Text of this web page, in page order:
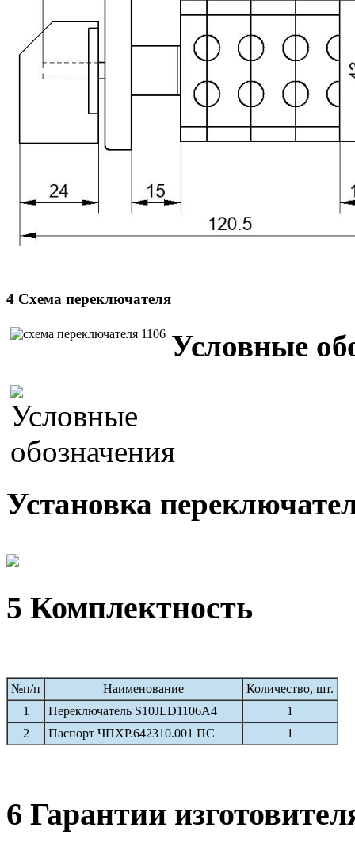
4 Схема переключателя
Условные
Установка
5 Комплектность
№п/п Наименование
Количество, шт.
1
Переключатель S10JLD1106A4
1
2
Паспорт ЧПХР.642310.001 ПС 1
6 Гарантии